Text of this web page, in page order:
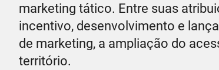
marketing tático. Entre suas
incentivo, desenvolvimento e
de marketing, a ampliação do
território.